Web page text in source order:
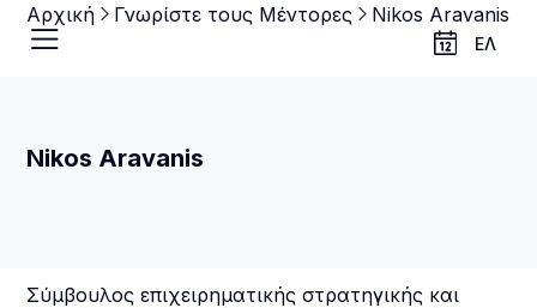
ΕΛ
Αρχική Γνωρίστε τους Μέντορες Nikos Aravanis
Nikos Aravanis
Σύμβουλος επιχειρηματικής στρατηγικής και